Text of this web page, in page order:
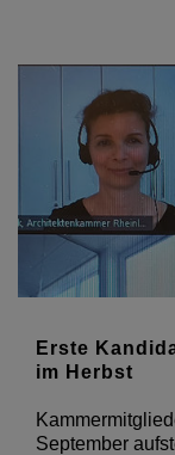
Erste
im Herbst
September